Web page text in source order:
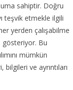
sahiptir. Doğru
teşvik etmekle ilgili
yerden çalışabilme
gösteriyor. Bu
mümkün
ve ayrıntıları